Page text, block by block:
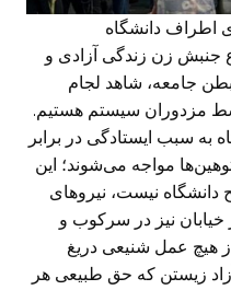
اطراف دانشگاه
زن زندگی آزادی و
جامعه، شاهد لجام
مزدوران سیستم هستیم.
به سبب ایستادگی در برابر
مواجه می‌شوند؛ این
نیست، نیروهای
نیز در سرکوب و
هیچ‌ عمل شنیعی دریغ
زیستن که حق طبیعی هر